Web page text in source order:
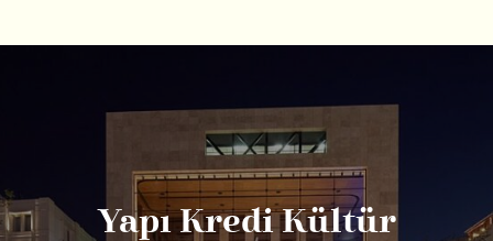
Yapı Kredi Kültür